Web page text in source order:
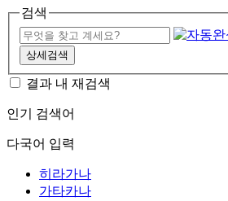
검색
상세검색
결과 내 재검색
인기 검색어
다국어 입력
히라가나
가타카나